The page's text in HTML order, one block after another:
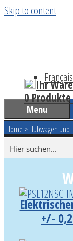
Skip to content
Français
Ihr
0
Menu
Home >Hubwagen und
+/-